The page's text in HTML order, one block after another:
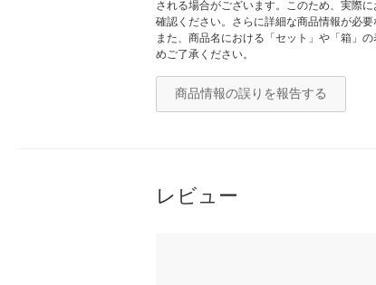
される場合がございます。このため、実際
確認ください。さらに詳細な商品情報が必
また、商品名における「セット」や「箱」
めご了承ください。
商品情報の誤りを報告する
レビュー